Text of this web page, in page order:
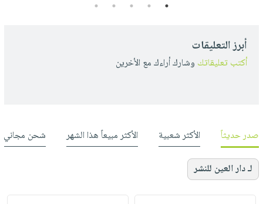
1
2
3
4
5
أبرز التعليقات
أكتب تعليقاتك وشارك أراءك مع الأخرين
صدر حديثاً الأكثر شعبية الأكثر مبيعاً هذا الشهر شحن مجاني
لـ دار العين للنشر